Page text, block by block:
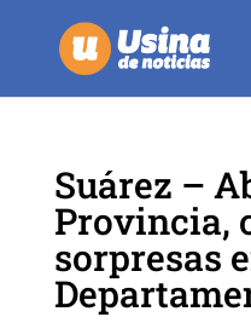
Suárez –
Provincia,
sorpresas